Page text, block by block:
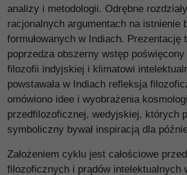
analizy i metodologii. Odrębne
racjonalnych argumentach na istnienie
formułowanych w Indiach. Prezentację
poprzedza obszerny wstęp
filozofii indyjskiej i klimatowi
powstawała w Indiach refleksja
omówiono idee i wyobrażenia
przedfilozoficznej, wedyjskiej, których
symboliczny bywał inspiracją dla
Założeniem cyklu jest całościowe
filozoficznych i prądów intelektualnych